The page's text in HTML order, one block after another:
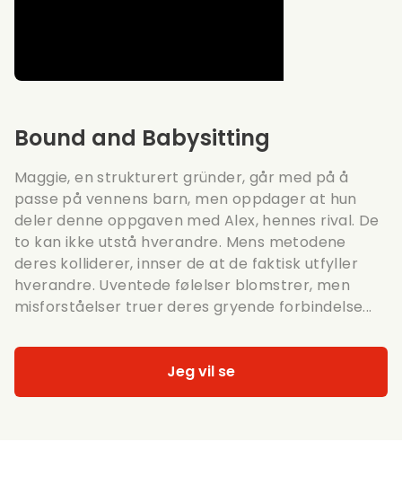
Bound and Babysitting
Maggie, en strukturert gründer, går med på å
passe på vennens barn, men oppdager at hun
deler denne oppgaven med Alex, hennes rival. De
to kan ikke utstå hverandre. Mens metodene
deres kolliderer, innser de at de faktisk utfyller
hverandre. Uventede følelser blomstrer, men
misforståelser truer deres gryende forbindelse...
Jeg vil se